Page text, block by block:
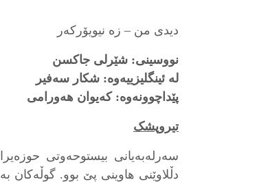
دیدی من – زە نیویۆرکەر
نووسینی: شێرلی جاکسن
لە ئینگلیزییەوە: شکار سەفیر
پێداچوونەوە: کەیوان هەورامی
تیروپشک
سەرلەبەیانی بیستوحەوتی
دڵلاوێنی هاوینی پێ بوو.